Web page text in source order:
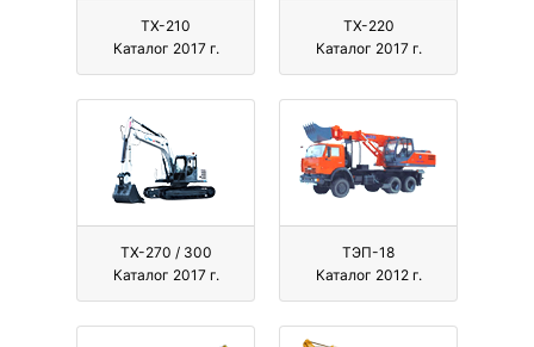
ТХ-210
Каталог 2017 г.
ТХ-220
Каталог 2017 г.
ТХ-270 / 300
Каталог 2017 г.
ТЭП-18
Каталог 2012 г.